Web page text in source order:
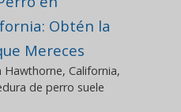
Obtén la
Mereces
Hawthorne, California,
de perro suele